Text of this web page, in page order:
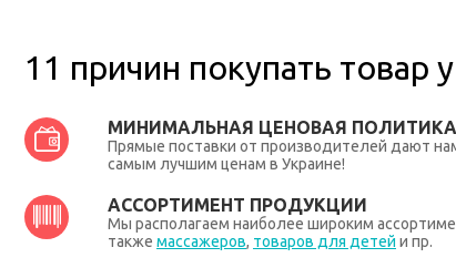
11 причин покупать товар
МИНИМАЛЬНАЯ ЦЕНОВАЯ ПОЛИТИКА
Прямые поставки от производителей дают
самым лучшим ценам в Украине!
АССОРТИМЕНТ ПРОДУКЦИИ
Мы располагаем наиболее широким
также массажеров, товаров для детей и пр.